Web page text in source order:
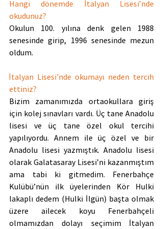
Hangi dönemde İtalyan Lisesi’nde
okudunuz?
Okulun 100. yılına denk gelen 1988
senesinde girip, 1996 senesinde mezun
oldum.
İtalyan Lisesi'nde okumayı neden tercih
ettiniz?
Bizim zamanımızda ortaokullara giriş
için kolej sınavları vardı. Üç tane Anadolu
lisesi ve üç tane özel okul tercihi
yapılıyordu. Annem ile üç özel ve bir
Anadolu lisesi yazmıştık. Anadolu lisesi
olarak Galatasaray Lisesi’ni kazanmıştım
ama tabi ki gitmedim. Fenerbahçe
Kulübü’nün ilk üyelerinden Kör Hulki
lakaplı dedem (Hulki İlgün) başta olmak
üzere ailecek koyu Fenerbahçeli
olmamızdan dolayı seçimim İtalyan